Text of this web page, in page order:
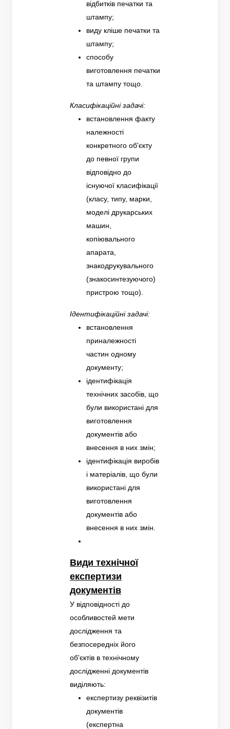
відбитків печатки та
штампу;
виду кліше печатки та
штампу;
способу
виготовлення печатки
та штампу тощо.
Класифікаційні задачі:
встановлення факту
належності
конкретного об'єкту
до певної групи
відповідно до
існуючої класифікації
(класу, типу, марки,
моделі друкарських
машин,
копіювального
апарата,
знакодрукувального
(знакосинтезуючого)
пристрою тощо).
Ідентифікаційні задачі:
встановлення
приналежності
частин одному
документу;
ідентифікація
технічних засобів, що
були використані для
виготовлення
документів або
внесення в них змін;
ідентифікація виробів
і матеріалів, що були
використані для
виготовлення
документів або
внесення в них змін.
Види технічної
експертизи
документів
У відповідності до
особливостей мети
дослідження та
безпосередніх його
об'єктів в технічному
дослідженні документів
виділяють:
експертизу реквізитів
документів
(експертна